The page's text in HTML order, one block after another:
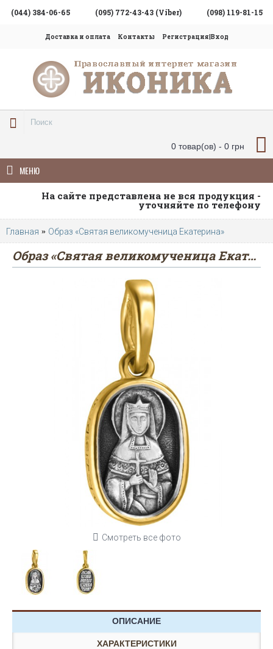
(044) 384-06-65 (095) 772-43-43 (Viber) (098) 119-81-15
Доставка и оплата Контакты Регистрация|Вход
0 товар(ов) - 0 грн
МЕНЮ
На сайте представлена не вся продукция -
уточняйте по телефону
Главная Образ «Святая великомученица Екатерина»
Образ «Святая великомученица Екатерина»
Смотреть все фото
ОПИСАНИЕ
ХАРАКТЕРИСТИКИ